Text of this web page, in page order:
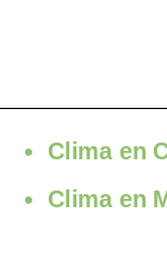
Clima en
Clima en